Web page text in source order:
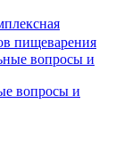
пищеварения
вопросы и